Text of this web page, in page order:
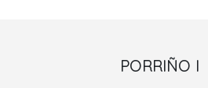
PORRIÑO I